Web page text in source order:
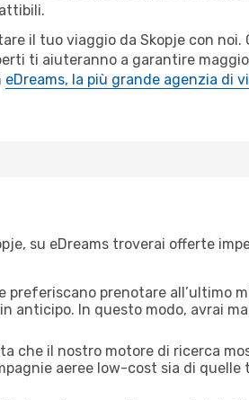
il tuo viaggio da Skopje con
ti aiuteranno a garantire
eDreams, la più grande agenzia di
su eDreams troverai offerte
preferiscano prenotare all’ultimo
anticipo. In questo modo, avrai
che il nostro motore di ricerca
aeree low-cost sia di